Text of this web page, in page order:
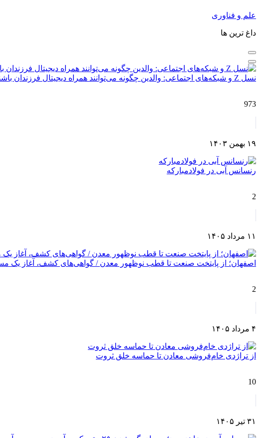
علم و فناوری
داغ ترین ها
نسل Z و شبکه‌های اجتماعی: والدین چگونه می‌توانند همراه دیجیتال فرزندان باشند؟
973
۱۹ بهمن ۱۴۰۳
رنسانس آبی در فولادمبارکه
2
۱۱ مرداد ۱۴۰۵
اصفهان؛ از پایتخت صنعت تا قطب نوظهور معدن / گواهی‌های کشف، آغاز یک
2
۴ مرداد ۱۴۰۵
از تراژدی خام‌فروشی معادن تا حماسه خلق ثروت
10
۳۱ تیر ۱۴۰۵